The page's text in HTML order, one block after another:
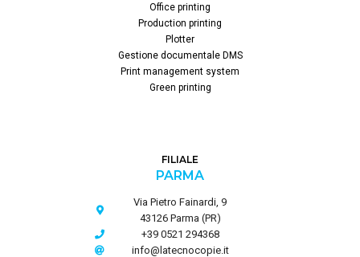
Office printing
Production printing
Plotter
Gestione documentale DMS
Print management system
Green printing
FILIALE
PARMA
Via Pietro Fainardi, 9
43126 Parma (PR)
+39 0521 294368
info@latecnocopie.it